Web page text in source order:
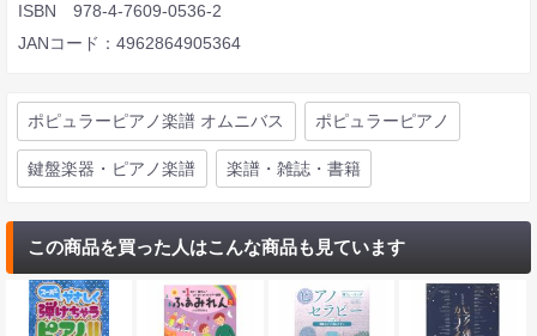
ISBN 978-4-7609-0536-2
JANコード：4962864905364
ポピュラーピアノ楽譜 オムニバス ポピュラーピアノ
鍵盤楽器・ピアノ楽譜 楽譜・雑誌・書籍
この商品を買った人はこんな商品も見ています